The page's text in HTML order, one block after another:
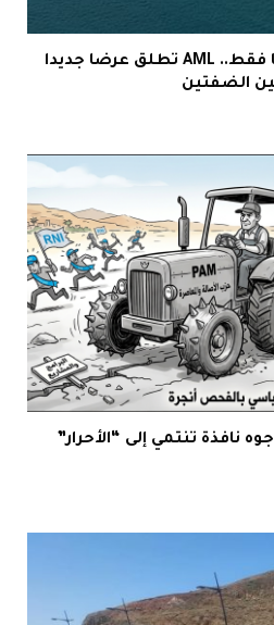
طنجة–طريفة بـ699 درهما فقط.. AML تطلق عرضا جديدا
الضفتين
نافذة تنتمي إلى “الأحرار”